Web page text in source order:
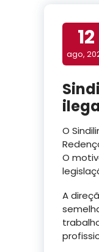
12
ago,
O
O
A